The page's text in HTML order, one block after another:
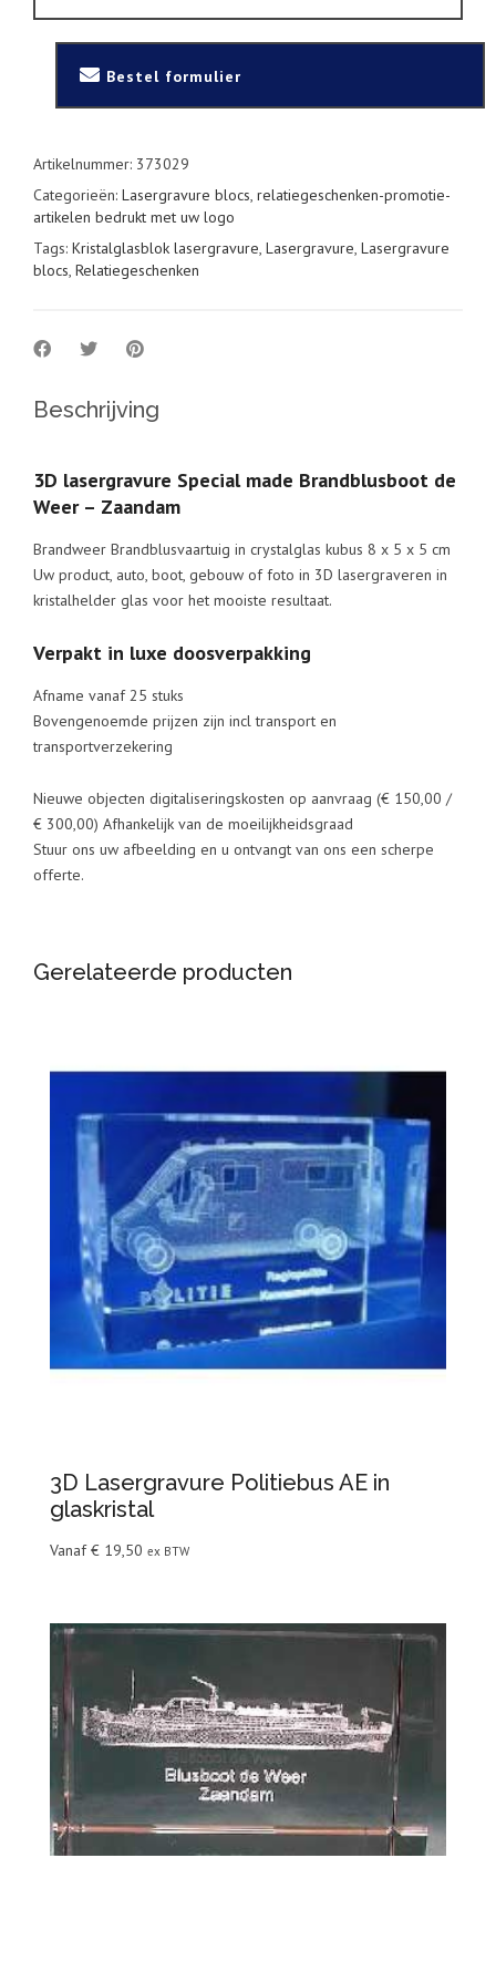
Bestel formulier
Artikelnummer: 373029
Categorieën: Lasergravure blocs, relatiegeschenken-promotie-
artikelen bedrukt met uw logo
Tags: Kristalglasblok lasergravure, Lasergravure, Lasergravure
blocs, Relatiegeschenken
Beschrijving
3D lasergravure Special made Brandblusboot de
Weer – Zaandam
Brandweer Brandblusvaartuig in crystalglas kubus 8 x 5 x 5 cm
Uw product, auto, boot, gebouw of foto in 3D lasergraveren in
kristalhelder glas voor het mooiste resultaat.
Verpakt in luxe doosverpakking
Afname vanaf 25 stuks
Bovengenoemde prijzen zijn incl transport en
transportverzekering
Nieuwe objecten digitaliseringskosten op aanvraag (€ 150,00 /
€ 300,00) Afhankelijk van de moeilijkheidsgraad
Stuur ons uw afbeelding en u ontvangt van ons een scherpe
offerte.
Gerelateerde producten
3D Lasergravure Politiebus AE in
glaskristal
Vanaf€ 19,50 ex BTW